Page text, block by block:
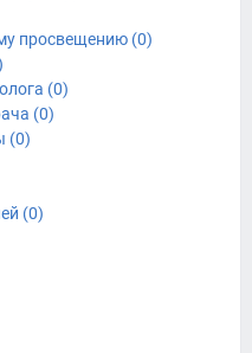
просвещению (0)
(0)
(0)
(0)
(0)